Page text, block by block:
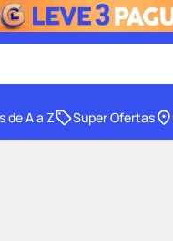
de A a Z Super Ofertas